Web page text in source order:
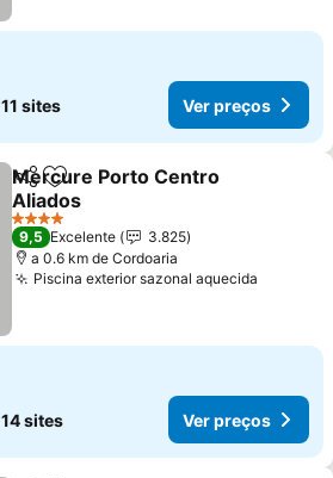
11 sites Ver preços
PartilharAdicionar aos favoritos
Mercure Porto Centro
Aliados
4 Estrelas
9,5 Excelente
3.825
a 0.6 km de Cordoaria
Piscina exterior sazonal aquecida
14 sites Ver preços